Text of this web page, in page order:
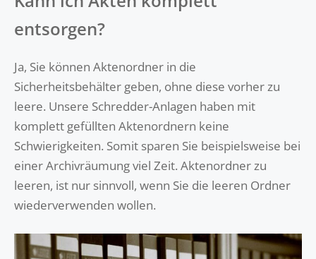
entsorgen?
Ja, Sie können Aktenordner in die
Sicherheitsbehälter geben, ohne diese vorher zu
leere. Unsere Schredder-Anlagen haben mit
komplett gefüllten Aktenordnern keine
Schwierigkeiten. Somit sparen Sie beispielsweise bei
einer Archivräumung viel Zeit. Aktenordner zu
leeren, ist nur sinnvoll, wenn Sie die leeren Ordner
wiederverwenden wollen.